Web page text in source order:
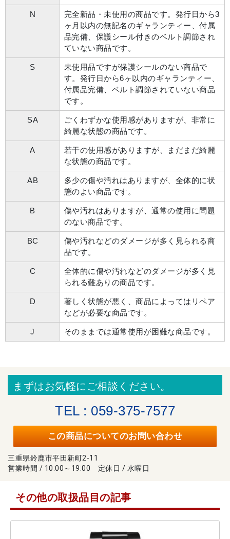
N
完全新品・未使用の商品です。発行日から3
ヶ月以内の無記名のギャランティー、付属
品完備、保護シール付きのベルト調節され
ていない商品です。
S
未使用品ですが保護シールのない商品で
す。発行日から6ヶ以内のギャランティー、
付属品完備、ベルト調節されていない商品
です。
SA
ごくわずかな使用感がありますが、非常に
綺麗な状態の商品です。
A
若干の使用感がありますが、まだまだ綺麗
な状態の商品です。
AB
多少の傷や汚れはありますが、全体的に状
態のよい商品です。
B
傷や汚れはありますが、通常の使用に問題
のない商品です。
BC
傷や汚れなどのダメージが多く見られる商
品です。
C
全体的に傷や汚れなどのダメージが多く見
られる難ありの商品です。
D
著しく状態が悪く、商品によってはリペア
などが必要な商品です。
J そのままでは通常使用が困難な商品です。
まずはお気軽にご相談ください。
TEL : 059-375-7577
この商品についてのお問い合わせ
三重県鈴鹿市平田新町2-11
営業時間 / 10:00～19:00 定休日 / 水曜日
その他の取扱品目の記事